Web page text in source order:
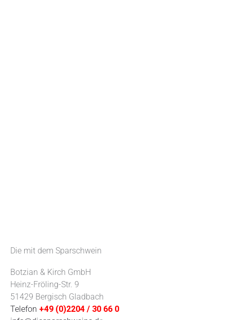
Die mit dem Sparschwein
Botzian & Kirch GmbH
Heinz-Fröling-Str. 9
51429 Bergisch Gladbach
Telefon +49 (0)2204 / 30 66 0